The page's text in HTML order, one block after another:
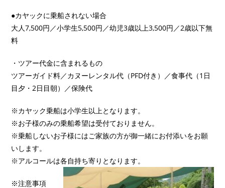
●カヤックに乗船されない場合
大人7,500円／小学生5,500円／幼児3歳以上3,500円／2歳以下無
料
・ツアー代金に含まれるもの
ツアーガイド料／カヌーレンタル代（PFD付き）／食事代（1日
目夕・2日目朝）／保険代
※カヤック乗船は小学生以上となります。
※お子様のみの乗船希望は受付ておりません。
※乗船しないお子様にはご家族の方が御一緒にお付添いをお願
いします。
※アルコールは各自持ち寄りとなります。
※注意事項